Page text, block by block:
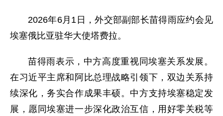
2026年6月1日，外交部副部长苗得雨应约会见
埃塞俄比亚驻华大使塔费拉。
苗得雨表示，中方高度重视同埃塞关系发展。
在习近平主席和阿比总理战略引领下，双边关系持
续深化，务实合作成果丰硕。中方支持埃塞稳定发
展，愿同埃塞进一步深化政治互信，用好零关税等